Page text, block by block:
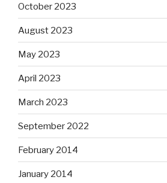
October 2023
August 2023
May 2023
April 2023
March 2023
September 2022
February 2014
January 2014